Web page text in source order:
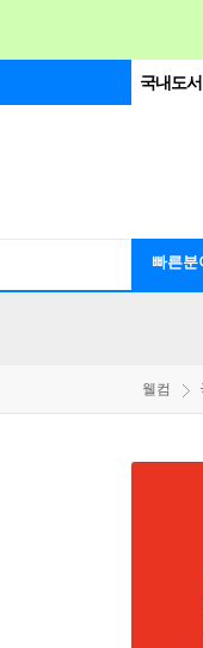
국내도서
빠른분
웰컴